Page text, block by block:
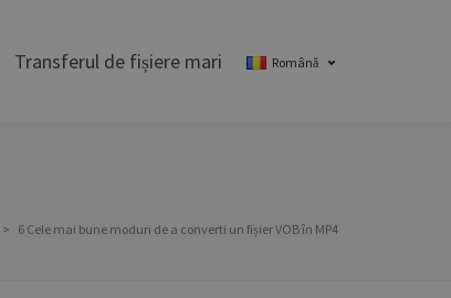
Română
Transferul de fișiere mari
> 6 Cele mai bune moduri de a converti un fișier VOB în MP4